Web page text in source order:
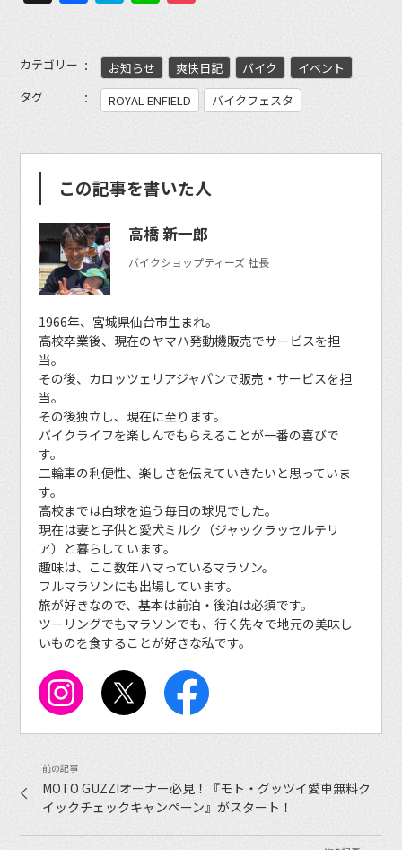
カテゴリー お知らせ 爽快日記 バイク
イベント
タグ
ROYAL ENFIELD バイクフェスタ
この記事を書いた人
高橋 新一郎
バイクショップティーズ 社長
1966年、宮城県仙台市生まれ。
高校卒業後、現在のヤマハ発動機販売でサービスを担
当。
その後、カロッツェリアジャパンで販売・サービスを担
当。
その後独立し、現在に至ります。
バイクライフを楽しんでもらえることが一番の喜びで
す。
二輪車の利便性、楽しさを伝えていきたいと思っていま
す。
高校までは白球を追う毎日の球児でした。
現在は妻と子供と愛犬ミルク（ジャックラッセルテリ
ア）と暮らしています。
趣味は、ここ数年ハマっているマラソン。
フルマラソンにも出場しています。
旅が好きなので、基本は前泊・後泊は必須です。
ツーリングでもマラソンでも、行く先々で地元の美味し
いものを食することが好きな私です。
MOTO GUZZIオーナー必見！『モト・グッツイ愛車無料ク
イックチェックキャンペーン』がスタート！